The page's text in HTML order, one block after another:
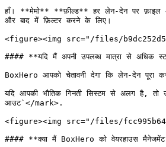
हाँ। **मेमो** **फ़ील्ड** हर लेन-देन पर फ़ाइल
और बाद में फ़िल्टर करने के लिए।
<figure><img src="/files/
#### **यदि मैं अपनी उपलब्ध मात्रा से अधिक
BoxHero आपको चेतावनी देगा कि लेन-देन
यदि आपकी भौतिक गिनती सिस्टम से अलग
आउट`</mark>.
<figure><img src="/files/
#### **क्या मैं BoxHero को वेयरहाउस